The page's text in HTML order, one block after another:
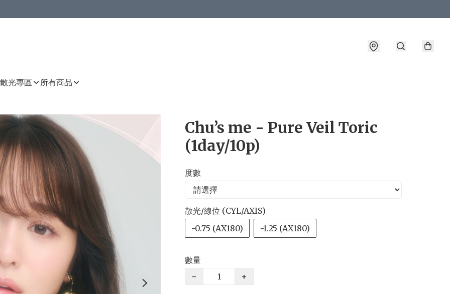
散光專區 所有商品
Chu’s me - Pure Veil Toric
(1day/10p)
度數
散光/線位 (CYL/AXIS)
-0.75 (AX180)
-1.25 (AX180)
數量
−
+